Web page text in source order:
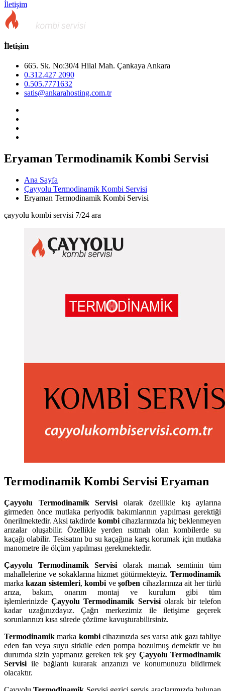
İletişim
İletişim
665. Sk. No:30/4 Hilal Mah. Çankaya Ankara
0.312.427 2090
0.505.7771632
satis@ankarahosting.com.tr
Eryaman Termodinamik Kombi Servisi
Ana Sayfa
Çayyolu Termodinamik Kombi Servisi
Eryaman Termodinamik Kombi Servisi
çayyolu kombi servisi 7/24 ara
Termodinamik Kombi Servisi Eryaman
Çayyolu Termodinamik Servisi olarak özellikle kış aylarına
girmeden önce mutlaka periyodik bakımlarının yapılması gerektiği
önerilmektedir. Aksi takdirde kombicihazlarınızda hiç beklenmeyen
arızalar oluşabilir. Özellikle yerden ısıtmalı olan kombilerde su
kaçağı olabilir. Tesisatını bu su kaçağına karşı korumak için mutlaka
manometre ile ölçüm yapılması gerekmektedir.
ÇayyoluTermodinamik Servisi olarak mamak semtinin tüm
mahallelerine ve sokaklarına hizmet götürmekteyiz. Termodinamik
markakazan sistemleri,kombi veşofben cihazlarınıza ait her türlü
arıza, bakım, onarım montaj ve kurulum gibi tüm
işlemlerinizdeÇayyoluTermodinamik Servisi olarak bir telefon
kadar uzağınızdayız. Çağrı merkezimiz ile iletişime geçerek
sorunlarınızı kısa sürede çözüme kavuşturabilirsiniz.
Termodinamik marka kombicihazınızda ses varsa atık gazı tahliye
eden fan veya suyu sirküle eden pompa bozulmuş demektir ve bu
durumda sizin yapmanız gereken tek şey Çayyolu Termodinamik
Servisi ile bağlantı kurarak arızanızı ve konumunuzu bildirmek
olacaktır.